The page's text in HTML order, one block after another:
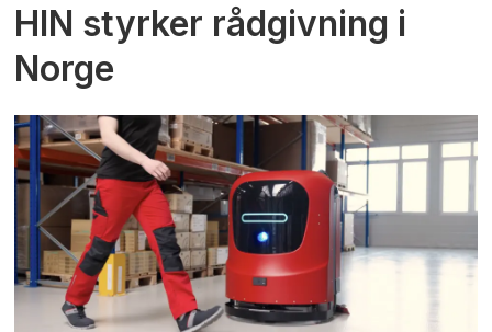
HIN styrker rådgivning i
Norge